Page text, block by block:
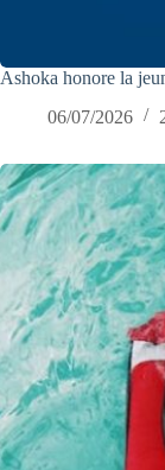
Ashoka honore la
06/07/2026